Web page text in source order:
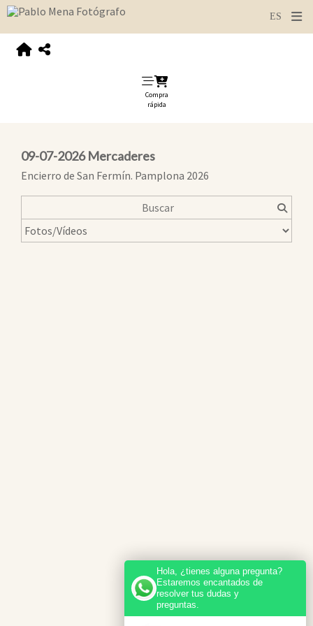
Compra
rápida
09-07-2026 Mercaderes
Encierro de San Fermín. Pamplona 2026
Hola, ¿tienes alguna pregunta?
Estaremos encantados de
resolver tus dudas y
preguntas.